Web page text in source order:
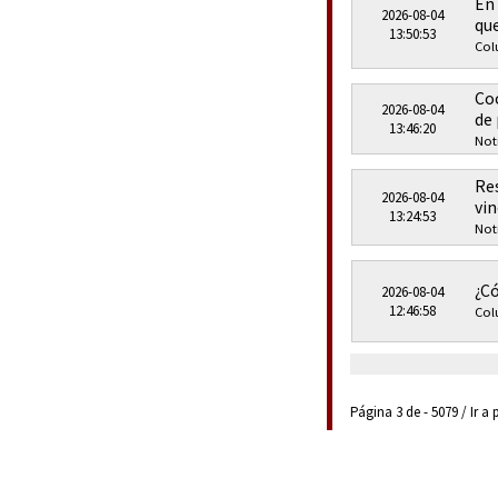
2026-08-04
13:50:53
2026-08-04
13:46:20
de
2026-08-04
13:24:53
2026-08-04
12:46:58
Página 3 de - 5079 / Ir